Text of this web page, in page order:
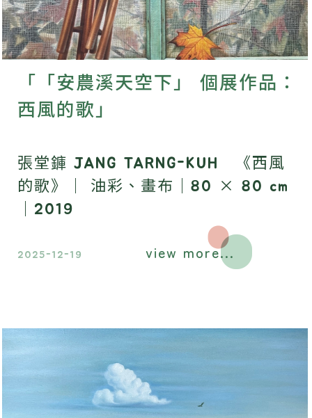
「「安農溪天空下」 個展作品：
西風的歌」
張堂龲 JANG TARNG-KUH 《西風
的歌》｜ 油彩、畫布｜80 × 80 cm
｜2019
2025-12-19 view more...